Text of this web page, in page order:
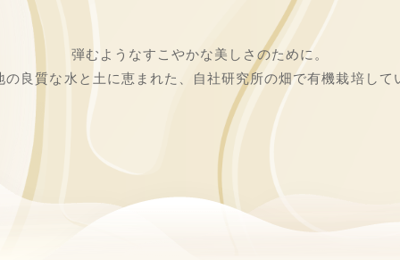
弾むようなすこやかな美しさのために。
の良質な水と土に恵まれた、自社研究所の畑で有機栽培して